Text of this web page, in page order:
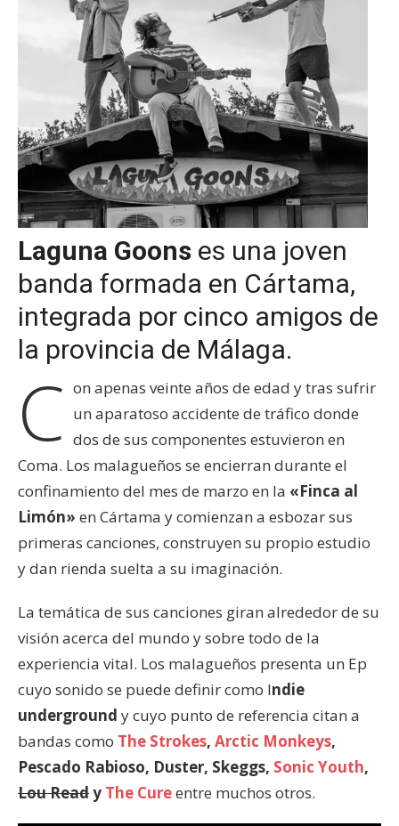
Laguna Goons es una joven
banda formada en Cártama,
integrada por cinco amigos de
la provincia de Málaga.
C on apenas veinte años de edad y tras sufrir
un aparatoso accidente de tráfico donde
dos de sus componentes estuvieron en
Coma. Los malagueños se encierran durante el
confinamiento del mes de marzo en la «Finca al
Limón» en Cártama y comienzan a esbozar sus
primeras canciones, construyen su propio estudio
y dan rienda suelta a su imaginación.
La temática de sus canciones giran alrededor de su
visión acerca del mundo y sobre todo de la
experiencia vital. Los malagueños presenta un Ep
cuyo sonido se puede definir como Indie
underground y cuyo punto de referencia citan a
bandas como The Strokes, Arctic Monkeys,
Pescado Rabioso, Duster, Skeggs, Sonic Youth,
Lou Ready The Cureentre muchos otros.